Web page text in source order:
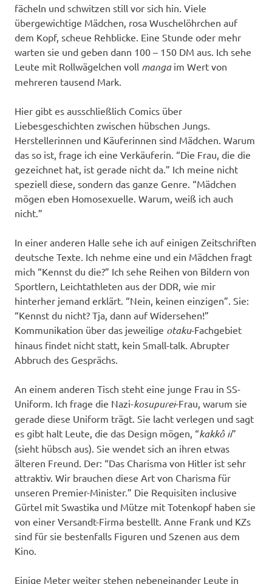
fächeln und schwitzen still vor sich hin. Viele
übergewichtige Mädchen, rosa Wuschelöhrchen auf
dem Kopf, scheue Rehblicke. Eine Stunde oder mehr
warten sie und geben dann 100 – 150 DM aus. Ich sehe
Leute mit Rollwägelchen voll mangaim Wert von
mehreren tausend Mark.
Hier gibt es ausschließlich Comics über
Liebesgeschichten zwischen hübschen Jungs.
Herstellerinnen und Käuferinnen sind Mädchen. Warum
das so ist, frage ich eine Verkäuferin. “Die Frau, die die
gezeichnet hat, ist gerade nicht da.” Ich meine nicht
speziell diese, sondern das ganze Genre. “Mädchen
mögen eben Homosexuelle. Warum, weiß ich auch
nicht.”
In einer anderen Halle sehe ich auf einigen Zeitschriften
deutsche Texte. Ich nehme eine und ein Mädchen fragt
mich “Kennst du die?” Ich sehe Reihen von Bildern von
Sportlern, Leichtathleten aus der DDR, wie mir
hinterher jemand erklärt. “Nein, keinen einzigen”. Sie:
“Kennst du nicht? Tja, dann auf Widersehen!”
Kommunikation über das jeweilige otaku-Fachgebiet
hinaus findet nicht statt, kein Small-talk. Abrupter
Abbruch des Gesprächs.
An einem anderen Tisch steht eine junge Frau in SS-
Uniform. Ich frage die Nazi-kosupurei-Frau, warum sie
gerade diese Uniform trägt. Sie lacht verlegen und sagt
es gibt halt Leute, die das Design mögen, “kakkô ii”
(sieht hübsch aus). Sie wendet sich an ihren etwas
älteren Freund. Der: “Das Charisma von Hitler ist sehr
attraktiv. Wir brauchen diese Art von Charisma für
unseren Premier-Minister.” Die Requisiten inclusive
Gürtel mit Swastika und Mütze mit Totenkopf haben sie
von einer Versandt-Firma bestellt. Anne Frank und KZs
sind für sie bestenfalls Figuren und Szenen aus dem
Kino.
Einige Meter weiter stehen nebeneinander Leute in